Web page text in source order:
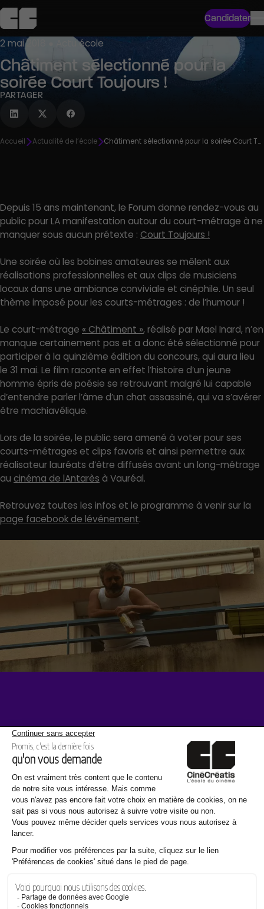
Candidater
2 mai 2018 ● Actu école
Châtiment sélectionné pour la
soirée Court Toujours !
PARTAGER
Accueil Actualité de l’école Châtiment sélectionné pour la soirée Court Toujours !
Depuis 15 ans maintenant, le Forum donne rendez-vous au
public pour LA manifestation autour du court-métrage à ne
manquer sous aucun prétexte : Court Toujours !
Une soirée où les bobines amateures se mêlent aux
réalisations professionnelles et aux clips de musiciens
locaux dans une ambiance conviviale et cinéphile. Un seul
thème imposé pour les courts-métrages : de l’humour !
Le court-métrage « Châtiment », réalisé par Mael Inard, n’en
manque certainement pas et a donc été sélectionné pour
participer à la quinzième édition du concours, qui aura lieu
le 31 mai. Le film raconte en effet l’histoire d’un jeune
homme épris de poésie se retrouvant malgré lui capable
d’entendre parler l’âme d’un chat assassiné, qui va s’avérer
être machiavélique.
Lors de la soirée, le public sera amené à voter pour ses
courts-métrages et clips favoris et ainsi permettre aux
réalisateur lauréats d’être diffusés avant un long-métrage
au cinéma de lAntarès à Vauréal.
Retrouvez toutes les infos et le programme à venir sur la
page facebook de lévénement.
Même thème
07.08.2026
Cinécréatis renouvelle son partenariat avec le F.E.A.T Festival